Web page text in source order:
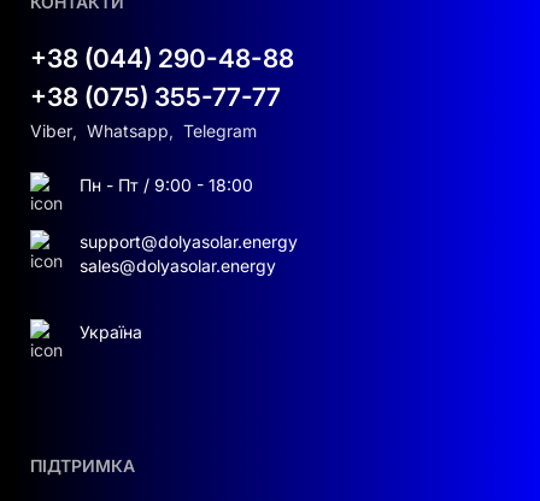
ПІДТРИМКА
+38 (044) 290-48-88
+38 (075) 355-77-77
Viber, Whatsapp, Telegram
Пн - Пт / 9:00 - 18:00
support@dolyasolar.energy
sales@dolyasolar.energy
Україна